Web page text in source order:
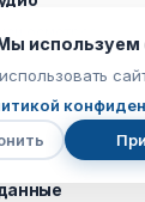
WEBM
AAC
используем